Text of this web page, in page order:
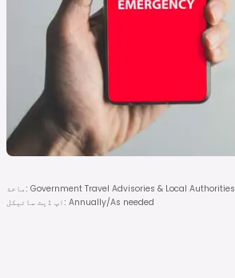
ماخذ : Government Travel Advisories & Local Authorities
اپ ڈیٹ سائیکل : Annually/As needed